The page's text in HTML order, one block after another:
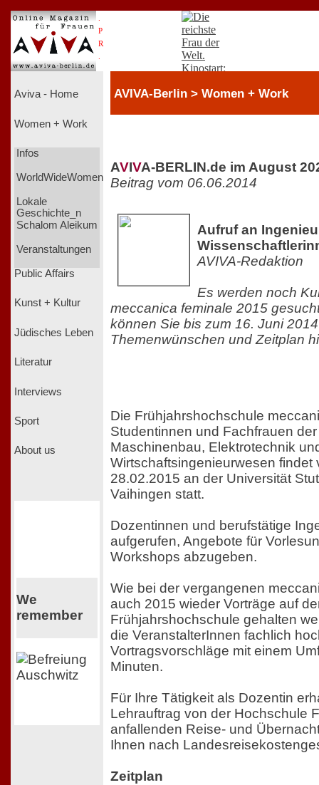
P
R
Aviva - Home
Women + Work
Infos
WorldWideWomen
Lokale
Geschichte_n
Schalom Aleikum
Veranstaltungen
Public Affairs
Kunst + Kultur
Jüdisches Leben
Literatur
Interviews
Sport
About us
We
remember
AVIVA-Berlin > Women + Work
AVIVA-BERLIN.de im August
Beitrag vom 06.06.2014
Aufruf an
AVIVA-Redaktion
Es werden noch
meccanica feminale 2015
können Sie bis zum 16. Juni
Themenwünschen und Zeitplan
Die Frühjahrshochschule
Studentinnen und Fachfrauen
Maschinenbau, Elektrotechnik
Wirtschaftsingenieurwesen findet
28.02.2015 an der Universität
Vaihingen statt.
Dozentinnen und berufstätige
aufgerufen, Angebote für
Workshops abzugeben.
Wie bei der vergangenen
auch 2015 wieder Vorträge auf
Frühjahrshochschule gehalten
die VeranstalterInnen fachlich
Vortragsvorschläge mit einem
Minuten.
Für Ihre Tätigkeit als Dozentin
Lehrauftrag von der Hochschule
anfallenden Reise- und
Ihnen nach
Zeitplan